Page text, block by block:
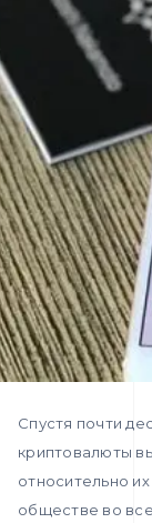
Спустя почти
криптовалюты
относительно
обществе во